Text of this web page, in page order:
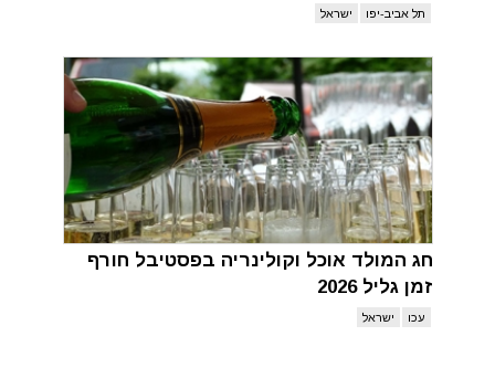
תל אביב-יפו ישראל
חג המולד אוכל וקולינריה בפסטיבל חורף
זמן גליל 2026
עכו ישראל